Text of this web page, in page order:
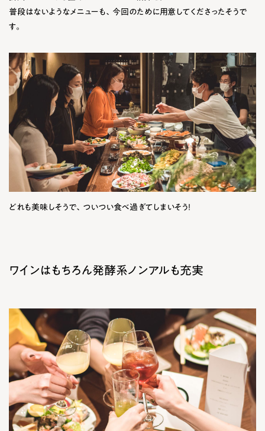
普段はないようなメニューも、今回のために用意してくださったそうで
す。
どれも美味しそうで、ついつい食べ過ぎてしまいそう！
ワインはもちろん発酵系ノンアルも充実